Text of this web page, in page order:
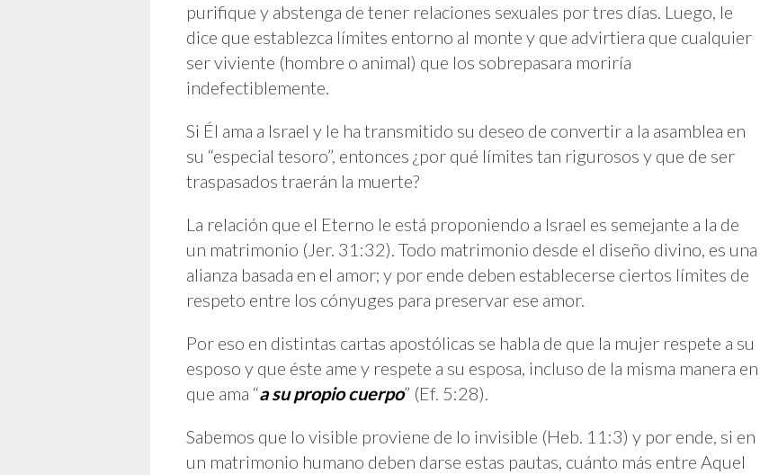
purifique y abstenga de tener relaciones sexuales por tres días. Luego, le
dice que establezca límites entorno al monte y que advirtiera que cualquier
ser viviente (hombre o animal) que los sobrepasara moriría
indefectiblemente.
Si Él ama a Israel y le ha transmitido su deseo de convertir a la asamblea en
su “especial tesoro”, entonces ¿por qué límites tan rigurosos y que de ser
traspasados traerán la muerte?
La relación que el Eterno le está proponiendo a Israel es semejante a la de
un matrimonio (Jer. 31:32). Todo matrimonio desde el diseño divino, es una
alianza basada en el amor; y por ende deben establecerse ciertos límites de
respeto entre los cónyuges para preservar ese amor.
Por eso en distintas cartas apostólicas se habla de que la mujer respete a su
esposo y que éste ame y respete a su esposa, incluso de la misma manera en
que ama “a su propio cuerpo” (Ef. 5:28).
Sabemos que lo visible proviene de lo invisible (Heb. 11:3) y por ende, si en
un matrimonio humano deben darse estas pautas, cuánto más entre Aquel